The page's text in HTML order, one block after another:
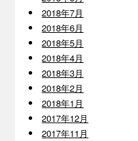
2018年7月
2018年6月
2018年5月
2018年4月
2018年3月
2018年2月
2018年1月
2017年12月
2017年11月